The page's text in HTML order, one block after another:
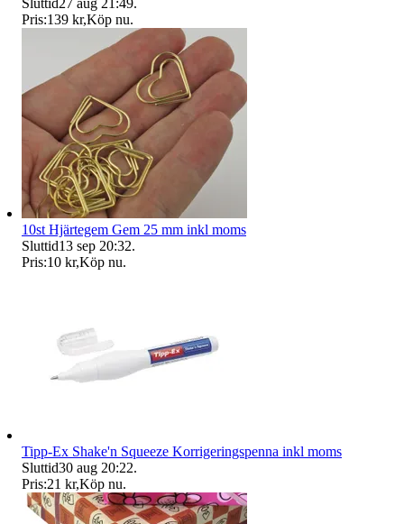
Sluttid27 aug 21:49.
Pris:139 kr,Köp nu.
10st Hjärtegem Gem 25 mm inkl moms
Sluttid13 sep 20:32.
Pris:10 kr,Köp nu.
Tipp-Ex Shake'n Squeeze Korrigeringspenna inkl moms
Sluttid30 aug 20:22.
Pris:21 kr,Köp nu.